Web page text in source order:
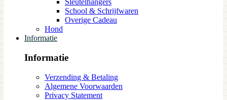
Sleutelhangers
School & Schrijfwaren
Overige Cadeau
Hond
Informatie
Informatie
Verzending & Betaling
Algemene Voorwaarden
Privacy Statement